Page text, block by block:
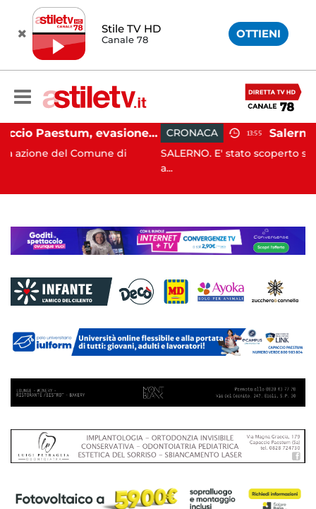
Stile TV HD
Canale 78 OTTIENI
Capaccio Paestum, evasione tassa di soggiorno: scoperte 49 strutture fantasma, elevate 132 sanzioni
di
CRONACA 13:55
SALERNO. E' stato scoperto solo all'alba, ma la